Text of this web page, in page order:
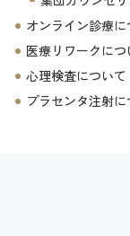
オンライン診療に
医療リワークにつ
心理検査について
プラセンタ注射に
注意
自閉
遅延